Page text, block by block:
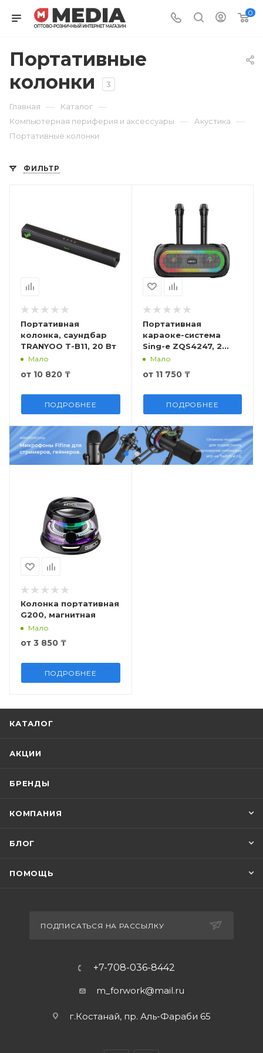
0
Портативные
колонки
3
Главная — Каталог —
Компьютерная периферия и аксессуары — Акустика —
Портативные колонки
ФИЛЬТР
Портативная
колонка, саундбар
TRANYOO T-B11, 20 Вт
Мало
от 10 820 ₸
ПОДРОБНЕЕ
Портативная
караоке-система
Sing-e ZQS4247, 2
микрофона
Мало
от 11 750 ₸
ПОДРОБНЕЕ
Колонка портативная
G200, магнитная
Мало
от 3 850 ₸
ПОДРОБНЕЕ
КАТАЛОГ
АКЦИИ
БРЕНДЫ
КОМПАНИЯ
БЛОГ
ПОМОЩЬ
ПОДПИСАТЬСЯ НА РАССЫЛКУ
+7-708-036-8442
m_forwork@mail.ru
г.Костанай, пр. Аль-Фараби 65